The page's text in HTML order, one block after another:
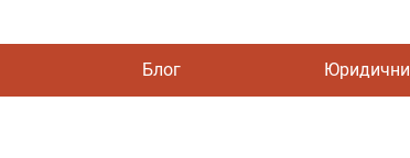
Блог